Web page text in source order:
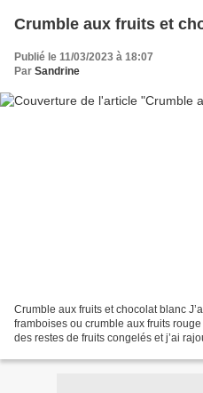
Crumble aux fruits et
Publié le 11/03/2023 à 18:07
Par Sandrine
Crumble aux fruits et chocolat blanc
framboises ou crumble aux fruits
des restes de fruits congelés et j’ai